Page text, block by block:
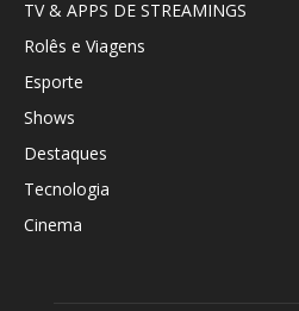
TV & APPS DE STREAMINGS
Rolês e Viagens
Esporte
Shows
Destaques
Tecnologia
Cinema